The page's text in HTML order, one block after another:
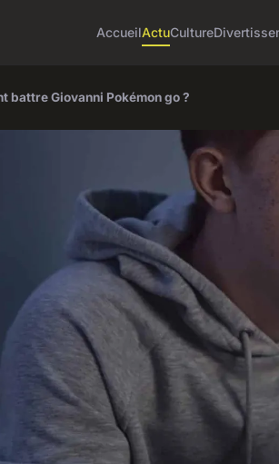
AccueilActuCulture
battre Giovanni Pokémon go ?